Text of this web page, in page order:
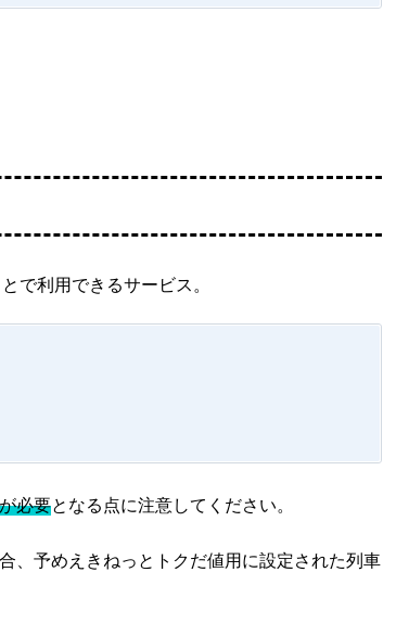
で利用できるサービス。
必要となる点に注意してください。
、予めえきねっとトクだ値用に設定された列車